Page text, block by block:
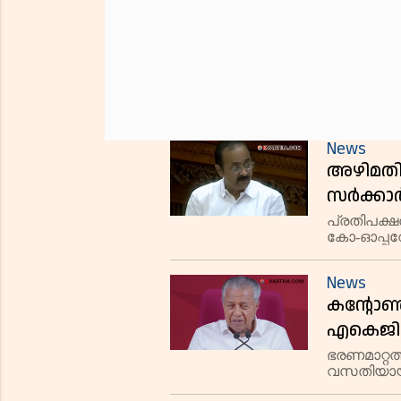
News
അനുമതി
കോ-
News
എകെജി